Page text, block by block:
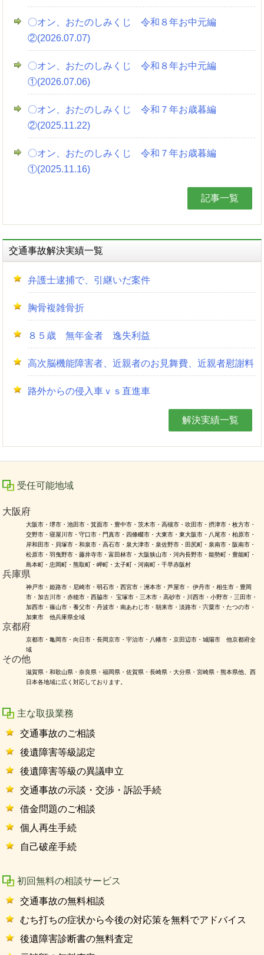
〇オン、おたのしみくじ 令和８年お中元編
②(2026.07.07)
〇オン、おたのしみくじ 令和８年お中元編
①(2026.07.06)
〇オン、おたのしみくじ 令和７年お歳暮編
②(2025.11.22)
〇オン、おたのしみくじ 令和７年お歳暮編
①(2025.11.16)
記事一覧
交通事故解決実績一覧
弁護士逮捕で、引継いだ案件
胸骨複雑骨折
８５歳 無年金者 逸失利益
高次脳機能障害者、近親者のお見舞費、近親者慰謝料
路外からの侵入車ｖｓ直進車
解決実績一覧
受任可能地域
大阪府
大阪市・堺市・池田市・箕面市・豊中市・茨木市・高槻市・吹田市・摂津市・枚方市・
交野市・寝屋川市・守口市・門真市・四條畷市・大東市・東大阪市・八尾市・柏原市・
岸和田市・貝塚市・和泉市・高石市・泉大津市・泉佐野市・田尻町・泉南市・阪南市・
松原市・羽曳野市・藤井寺市・富田林市・大阪狭山市・河内長野市・能勢町・豊能町・
島本町・忠岡町・熊取町・岬町・太子町・河南町・千早赤阪村
兵庫県
神戸市・姫路市・尼崎市・明石市・西宮市・洲本市・芦屋市・ 伊丹市・相生市・豊岡
市・加古川市・赤穂市・西脇市・ 宝塚市・三木市・高砂市・川西市・小野市・三田市・
加西市・篠山市・養父市・丹波市・南あわじ市・朝来市・淡路市・宍粟市・たつの市・
加東市 他兵庫県全域
京都府
京都市・亀岡市・向日市・長岡京市・宇治市・八幡市・京田辺市・城陽市 他京都府全
域
その他
滋賀県・和歌山県・奈良県・福岡県・佐賀県・長崎県・大分県・宮崎県・熊本県他、西
日本各地域に広く対応しております。
主な取扱業務
交通事故のご相談
後遺障害等級認定
後遺障害等級の異議申立
交通事故の示談・交渉・訴訟手続
借金問題のご相談
個人再生手続
自己破産手続
初回無料の相談サービス
交通事故の無料相談
むち打ちの症状から今後の対応策を無料でアドバイス
後遺障害診断書の無料査定